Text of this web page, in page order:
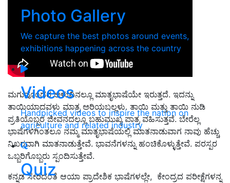
Photo Gallery
We capture the best photos around events,
exhibitions happening across the country
Videos
Handpicked videos to inspire the nation on
agriculture and related industry
Quiz
ಮಗುವೊಂದರ ಅಳುವಿನಲ್ಲೂ ಮಾತೃಭಾಷೆಯೇ ಇರುತ್ತದೆ. ಇದನ್ನು
ತಾಯಿಯಾದವಳು ಮಾತ್ರ ಅರಿಯಬಲ್ಲಳು. ತಾಯಿ ಮತ್ತು ತಾಯಿ ನುಡಿ
ಪ್ರತಿಯೊಬ್ಬರ ಜೀವನದಲ್ಲೂ ಬಹುಮುಖ್ಯ ಪಾತ್ರ ವಹಿಸುತ್ತವೆ. ಬೇರೆಲ್ಲ
ಭಾಷೆಗಳಿಗಿಂತಲೂ ನಮ್ಮ ಮಾತೃಭಾಷೆಯಲ್ಲಿ ಮಾತನಾಡುವಾಗ ನಾವು ಹೆಚ್ಚು
ನಿಖರವಾಗಿ ಮಾತನಾಡುತ್ತೇವೆ. ಭಾವನೆಗಳನ್ನು ಹಂಚಿಕೊಳ್ಳುತ್ತೇವೆ. ಪರಸ್ಪರ
ಒಬ್ಬರಿಗೊಬ್ಬರು ಸ್ಪಂದಿಸುತ್ತೇವೆ.
ಕನ್ನಡ ಸೇರಿದಂತೆ ಆಯಾ ಪ್ರಾದೇಶಿಕ ಭಾಷೆಗಳಲ್ಲೇ, ಕೇಂದ್ರದ ಪರೀಕ್ಷೆಗಳನ್ನ